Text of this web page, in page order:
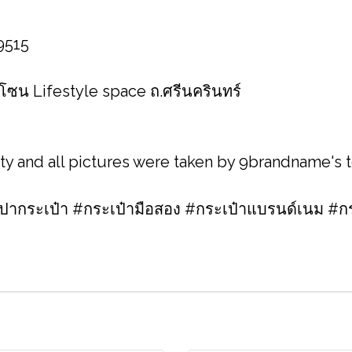
ซน Lifestyle space ถ.ศรีนครินทร์
and all pictures were taken by 9brandname's
กระเป๋า #กระเป๋ามือสอง #กระเป๋าแบรนด์เนม